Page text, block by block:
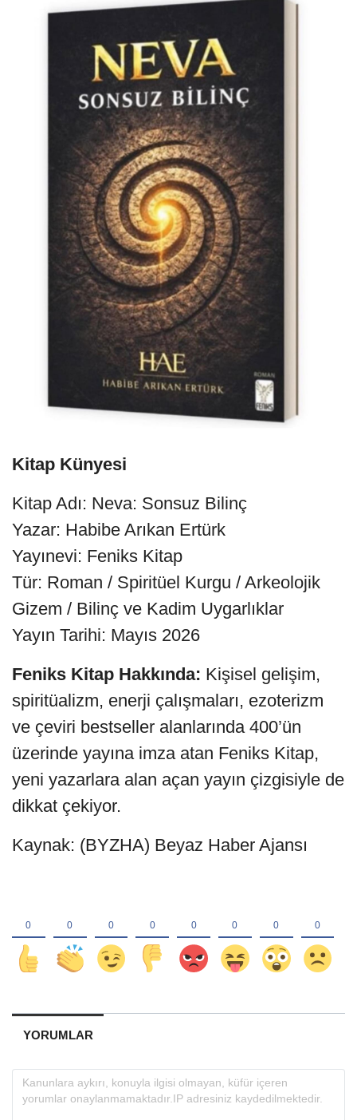
Kitap Künyesi
Kitap Adı: Neva: Sonsuz Bilinç
Yazar: Habibe Arıkan Ertürk
Yayınevi: Feniks Kitap
Tür: Roman / Spiritüel Kurgu / Arkeolojik
Gizem / Bilinç ve Kadim Uygarlıklar
Yayın Tarihi: Mayıs 2026
Feniks Kitap Hakkında: Kişisel gelişim,
spiritüalizm, enerji çalışmaları, ezoterizm
ve çeviri bestseller alanlarında 400’ün
üzerinde yayına imza atan Feniks Kitap,
yeni yazarlara alan açan yayın çizgisiyle de
dikkat çekiyor.
Kaynak: (BYZHA) Beyaz Haber Ajansı
YORUMLAR